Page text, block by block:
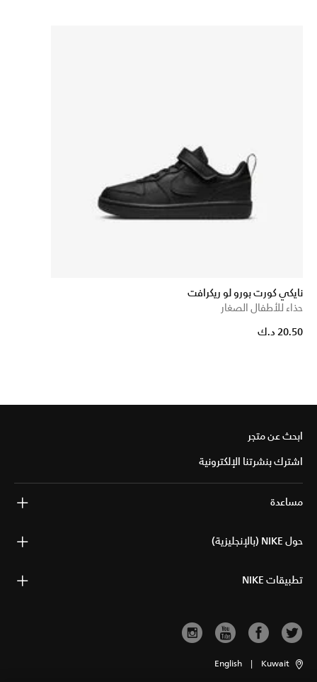
نايكي كورت بورو لو ريكرافت
حذاء للأطفال الصغار
20.50 د.ك
ابحث عن متجر
اشترك بنشرتنا الإلكترونية
مساعدة
حول NIKE (بالإنجليزية)
تطبيقات NIKE
Kuwait
|
English